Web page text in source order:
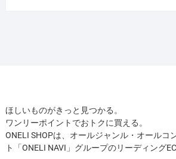
ほしいものがきっと見つかる。
ワンリーポイントでおトクに買える。
ONELI SHOPは、オールジャンル・オールコ
ト「ONELI NAVI」グループのリーディング